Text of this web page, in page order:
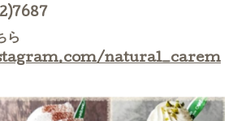
ら
natural_carem